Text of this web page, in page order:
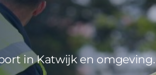
in Katwijk en omgeving.